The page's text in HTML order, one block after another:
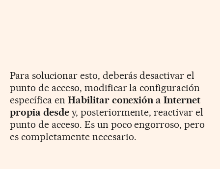
Para solucionar esto, deberás desactivar el
punto de acceso, modificar la configuración
específica en Habilitar conexión a Internet
propia desdey, posteriormente, reactivar el
punto de acceso. Es un poco engorroso, pero
es completamente necesario.